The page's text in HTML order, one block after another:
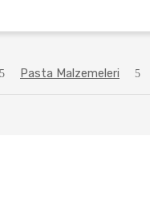
Pasta Malzemeleri